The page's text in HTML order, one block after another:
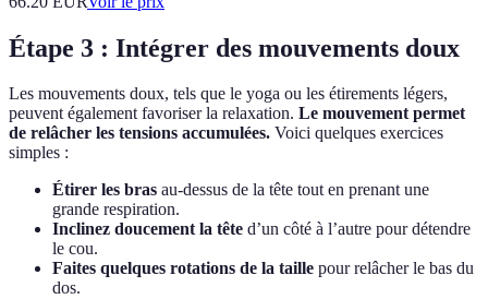
Étape 3 : Intégrer des mouvements doux
Les mouvements doux, tels que le yoga ou les étirements légers,
peuvent également favoriser la relaxation. Le mouvement permet
de relâcher les tensions accumulées. Voici quelques exercices
simples :
Étirer les bras au-dessus de la tête tout en prenant une
grande respiration.
Inclinez doucement la tête d’un côté à l’autre pour détendre
le cou.
Faites quelques rotations de la taille pour relâcher le bas du
dos.